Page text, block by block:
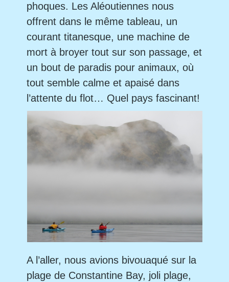
phoques. Les Aléoutiennes nous
offrent dans le même tableau, un
courant titanesque, une machine de
mort à broyer tout sur son passage, et
un bout de paradis pour animaux, où
tout semble calme et apaisé dans
l’attente du flot… Quel pays fascinant!
A l’aller, nous avions bivouaqué sur la
plage de Constantine Bay, joli plage,